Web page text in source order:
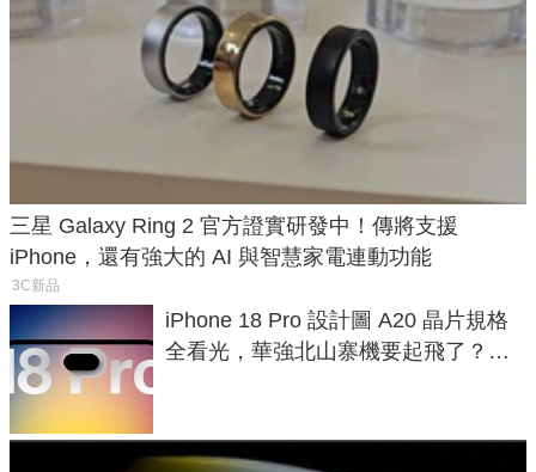
三星 Galaxy Ring 2 官方證實研發中！傳將支援
iPhone，還有強大的 AI 與智慧家電連動功能
3C新品
iPhone 18 Pro 設計圖 A20 晶片規格
全看光，華強北山寨機要起飛了？專